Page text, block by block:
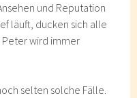
und Reputation
läuft, ducken sich alle
Peter wird immer
selten solche Fälle.